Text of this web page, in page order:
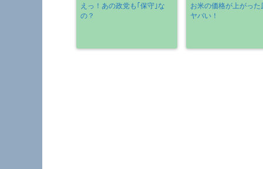
えっ！あの政党も｢保守｣な
の？
お米の価格が上がった
ヤバい！